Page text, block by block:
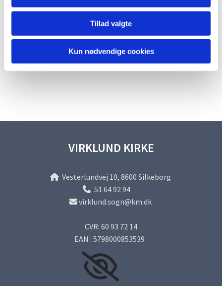
Tillad valgte
Kun nødvendige cookies
VIRKLUND KIRKE
Vesterlundvej 10, 8600 Silkeborg
 51 64 92 94
virklund.sogn@km.dk
CVR: 60 93 72 14
EAN : 5798000853539